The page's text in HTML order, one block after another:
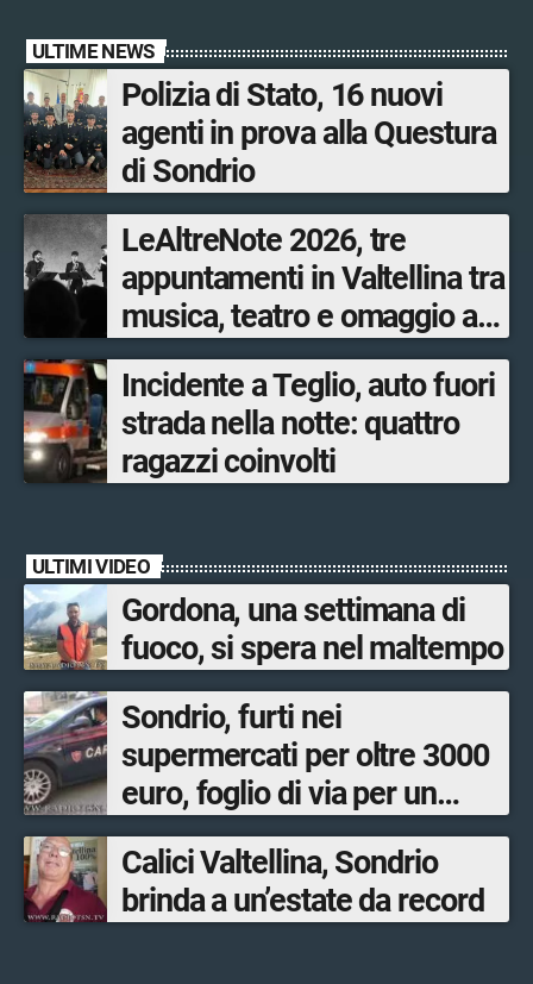
ULTIME NEWS
Polizia di Stato, 16 nuovi
agenti in prova alla Questura
di Sondrio
LeAltreNote 2026, tre
appuntamenti in Valtellina tra
musica, teatro e omaggio a
San Francesco
Incidente a Teglio, auto fuori
strada nella notte: quattro
ragazzi coinvolti
ULTIMI VIDEO
Gordona, una settimana di
fuoco, si spera nel maltempo
Sondrio, furti nei
supermercati per oltre 3000
euro, foglio di via per un
ventinovenne
Calici Valtellina, Sondrio
brinda a un’estate da record